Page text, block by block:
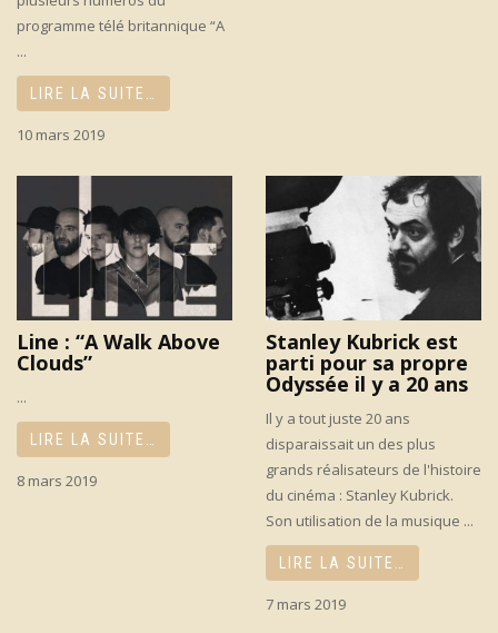
programme télé britannique “A
...
LIRE LA SUITE…
10 mars 2019
Line : “A Walk Above
Clouds”
...
LIRE LA SUITE…
8 mars 2019
Stanley Kubrick est
parti pour sa propre
Odyssée il y a 20 ans
Il y a tout juste 20 ans
disparaissait un des plus
grands réalisateurs de l'histoire
du cinéma : Stanley Kubrick.
Son utilisation de la musique ...
LIRE LA SUITE…
7 mars 2019